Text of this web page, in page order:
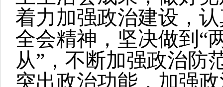
着力加强政治建设，
全会精神，坚决做到“
从”，不断加强政治防
突出政治功能，加强